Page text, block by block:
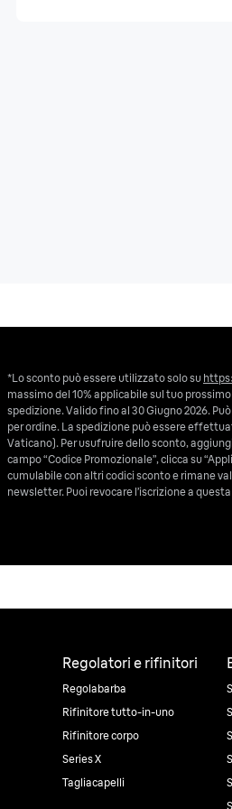
*Lo sconto può essere utilizzato solo su
massimo del 10% applicabile sul tuo
spedizione. Valido fino al 30 Giugno 2026.
per ordine. La spedizione può essere
Vaticano). Per usufruire dello sconto,
campo “Codice Promozionale”, clicca su
cumulabile con altri codici sconto e rimane
newsletter. Puoi revocare l’iscrizione a
Regolatori e rifinitori
Regolabarba
Rifinitore tutto-in-uno
Rifinitore corpo
Series X
Tagliacapelli